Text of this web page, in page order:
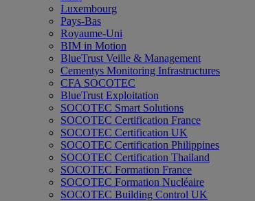
Luxembourg
Pays-Bas
Royaume-Uni
BIM in Motion
BlueTrust Veille & Management
Cementys Monitoring Infrastructures
CFA SOCOTEC
BlueTrust Exploitation
SOCOTEC Smart Solutions
SOCOTEC Certification France
SOCOTEC Certification UK
SOCOTEC Certification Philippines
SOCOTEC Certification Thailand
SOCOTEC Formation France
SOCOTEC Formation Nucléaire
SOCOTEC Building Control UK